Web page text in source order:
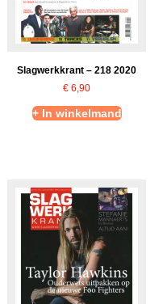
Slagwerkkrant – 218 2020
€ 6,90
+ In winkelmand